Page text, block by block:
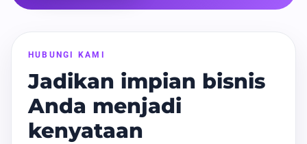
HUBUNGI KAMI
Jadikan impian bisnis
Anda menjadi
kenyataan